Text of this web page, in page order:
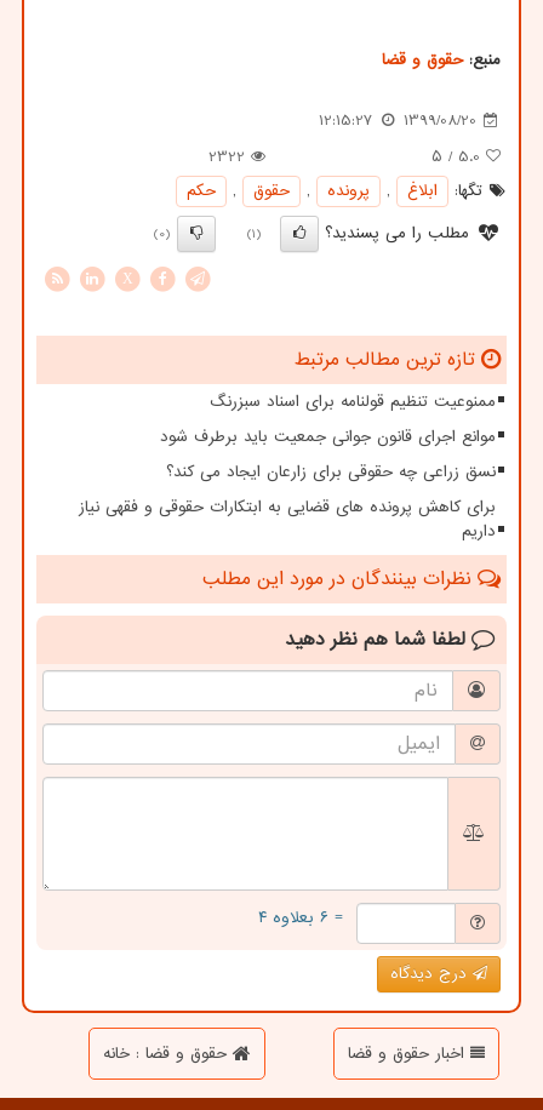
منبع:حقوق و قضا
1399/08/20
12:15:27
5.0 / ۵
2322
تگها:
ابلاغ , پرونده , حقوق ,
حكم
مطلب را می پسندید؟
(1)
(0)
X
تازه ترین مطالب مرتبط
ممنوعیت تنظیم قولنامه برای اسناد سبزرنگ
موانع اجرای قانون جوانی جمعیت باید برطرف شود
نسق زراعی چه حقوقی برای زارعان ایجاد می کند؟
برای کاهش پرونده های قضایی به ابتکارات حقوقی و فقهی نیاز
داریم
نظرات بینندگان در مورد این مطلب
لطفا شما هم نظر دهید
= ۶ بعلاوه ۴
درج دیدگاه
اخبار حقوق و قضا حقوق و قضا : خانه